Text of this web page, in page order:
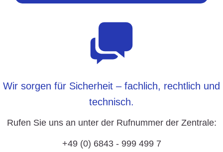
Wir sorgen für Sicherheit – fachlich, rechtlich und
technisch.
Rufen Sie uns an unter der Rufnummer der Zentrale:
+49 (0) 6843 - 999 499 7